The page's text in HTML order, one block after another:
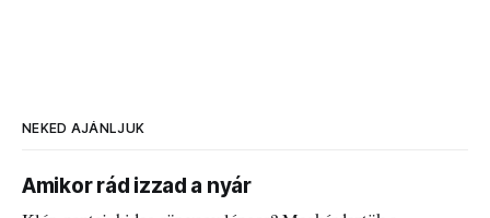
NEKED AJÁNLJUK
Amikor rád izzad a nyár